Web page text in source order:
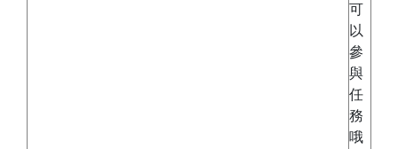
可
以
參
與
任
務
哦